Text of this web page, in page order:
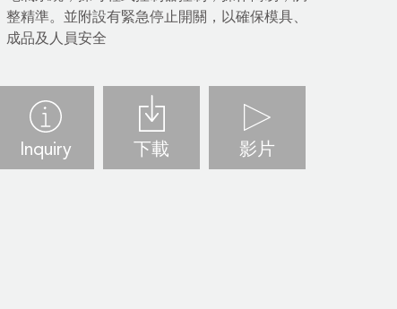
整精準。並附設有緊急停止開關，以確保模具、
成品及人員安全
Inquiry 下載 影片